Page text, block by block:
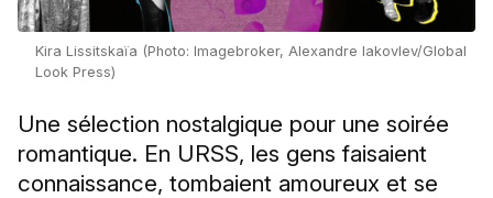
Kira Lissitskaïa (Photo: Imagebroker, Alexandre Iakovlev/Global
Look Press)
Une sélection nostalgique pour une soirée
romantique. En URSS, les gens faisaient
connaissance, tombaient amoureux et se